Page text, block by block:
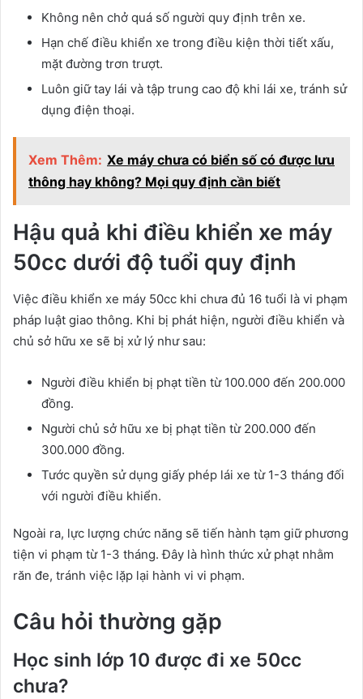
Không nên chở quá số người quy định trên xe.
Hạn chế điều khiển xe trong điều kiện thời tiết xấu,
mặt đường trơn trượt.
Luôn giữ tay lái và tập trung cao độ khi lái xe, tránh sử
dụng điện thoại.
Xem Thêm: Xe máy chưa có biển số có được lưu
thông hay không? Mọi quy định cần biết
Hậu quả khi điều khiển xe máy
50cc dưới độ tuổi quy định
Việc điều khiển xe máy 50cc khi chưa đủ 16 tuổi là vi phạm
pháp luật giao thông. Khi bị phát hiện, người điều khiển và
chủ sở hữu xe sẽ bị xử lý như sau:
Người điều khiển bị phạt tiền từ 100.000 đến 200.000
đồng.
Người chủ sở hữu xe bị phạt tiền từ 200.000 đến
300.000 đồng.
Tước quyền sử dụng giấy phép lái xe từ 1-3 tháng đối
với người điều khiển.
Ngoài ra, lực lượng chức năng sẽ tiến hành tạm giữ phương
tiện vi phạm từ 1-3 tháng. Đây là hình thức xử phạt nhằm
răn đe, tránh việc lặp lại hành vi vi phạm.
Câu hỏi thường gặp
Học sinh lớp 10 được đi xe 50cc
chưa?